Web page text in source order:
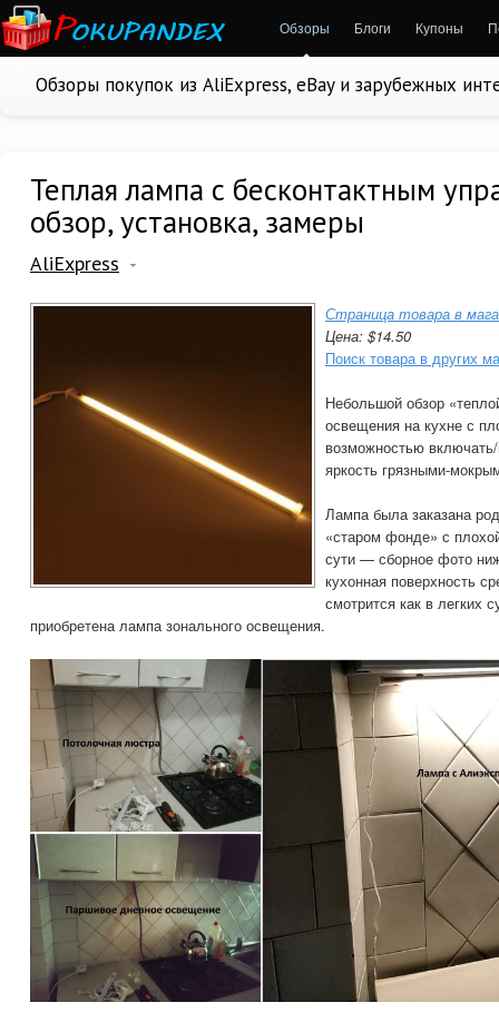
Обзоры Блоги Купоны
Обзоры покупок из AliExpress, eBay и зарубежных
Теплая лампа с бесконтактным
обзор, установка, замеры
AliExpress
Страница товара в
Цена: $14.50
Поиск товара в других
Небольшой обзор
освещения на кухне с
возможностью
яркость грязными-
Лампа была заказана
«старом фонде» с
сути — сборное фото
кухонная поверхность
смотрится как в легких
приобретена лампа зонального освещения.